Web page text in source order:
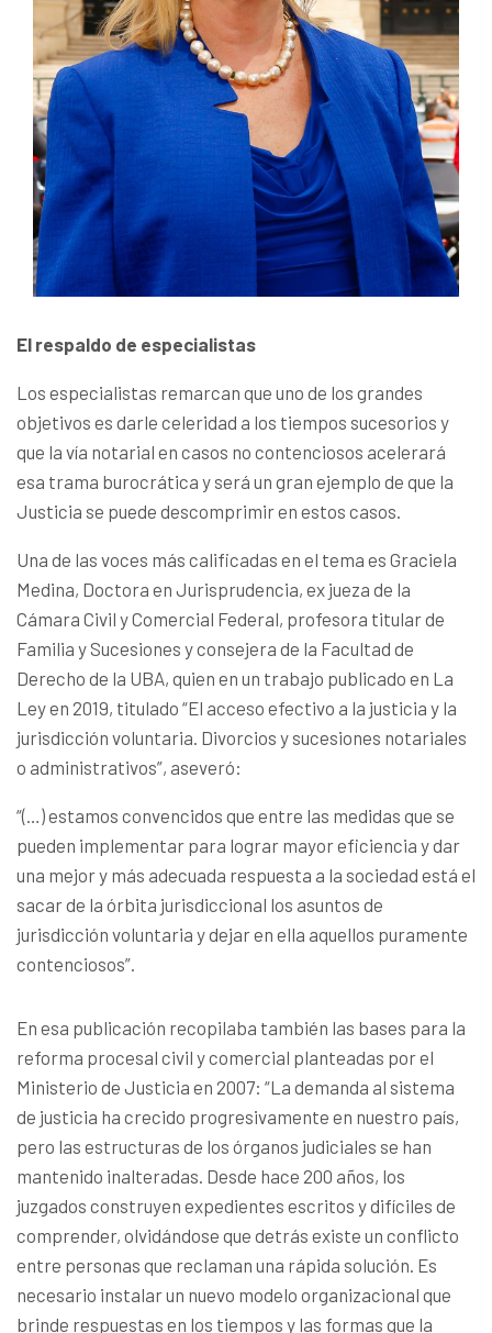
El respaldo de especialistas
Los especialistas remarcan que uno de los grandes
objetivos es darle celeridad a los tiempos sucesorios y
que la vía notarial en casos no contenciosos acelerará
esa trama burocrática y será un gran ejemplo de que la
Justicia se puede descomprimir en estos casos.
Una de las voces más calificadas en el tema es Graciela
Medina, Doctora en Jurisprudencia, ex jueza de la
Cámara Civil y Comercial Federal, profesora titular de
Familia y Sucesiones y consejera de la Facultad de
Derecho de la UBA, quien en un trabajo publicado en La
Ley en 2019, titulado “El acceso efectivo a la justicia y la
jurisdicción voluntaria. Divorcios y sucesiones notariales
o administrativos”, aseveró:
“(…) estamos convencidos que entre las medidas que se
pueden implementar para lograr mayor eficiencia y dar
una mejor y más adecuada respuesta a la sociedad está el
sacar de la órbita jurisdiccional los asuntos de
jurisdicción voluntaria y dejar en ella aquellos puramente
contenciosos”.
En esa publicación recopilaba también las bases para la
reforma procesal civil y comercial planteadas por el
Ministerio de Justicia en 2007: “La demanda al sistema
de justicia ha crecido progresivamente en nuestro país,
pero las estructuras de los órganos judiciales se han
mantenido inalteradas. Desde hace 200 años, los
juzgados construyen expedientes escritos y difíciles de
comprender, olvidándose que detrás existe un conflicto
entre personas que reclaman una rápida solución. Es
necesario instalar un nuevo modelo organizacional que
brinde respuestas en los tiempos y las formas que la